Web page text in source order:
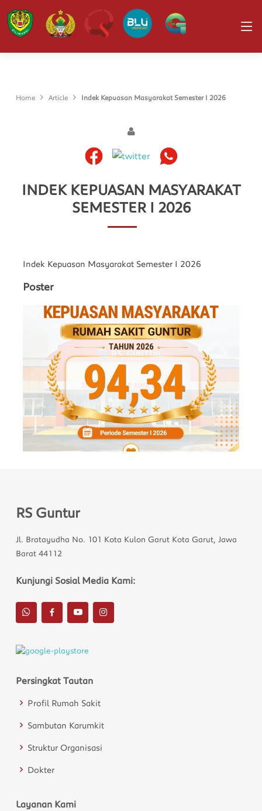
Home Article Indek Kepuasan Masyarakat Semester I 2026
INDEK KEPUASAN MASYARAKAT
SEMESTER I 2026
Indek Kepuasan Masyarakat Semester I 2026
Poster
RS Guntur
Jl. Bratayudha No. 101 Kota Kulon Garut Kota Garut, Jawa
Barat 44112
Kunjungi Sosial Media Kami:
Persingkat Tautan
Profil Rumah Sakit
Sambutan Karumkit
Struktur Organisasi
Dokter
Layanan Kami